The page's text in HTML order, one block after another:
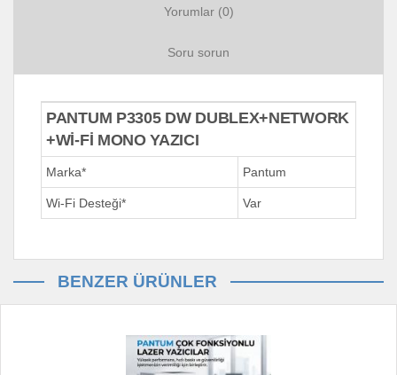
Yorumlar (0)
Soru sorun
PANTUM P3305 DW DUBLEX+NETWORK
+Wİ-Fİ MONO YAZICI
Marka* Pantum
Wi-Fi Desteği* Var
BENZER ÜRÜNLER